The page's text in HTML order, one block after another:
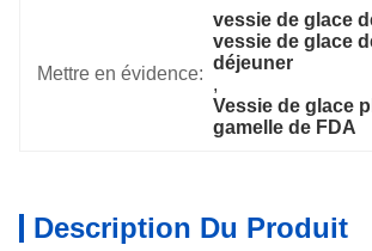
Mettre en évidence:
vessie de glace
vessie de glace
déjeuner
,
Vessie de glace
gamelle de FDA
Description Du Produit